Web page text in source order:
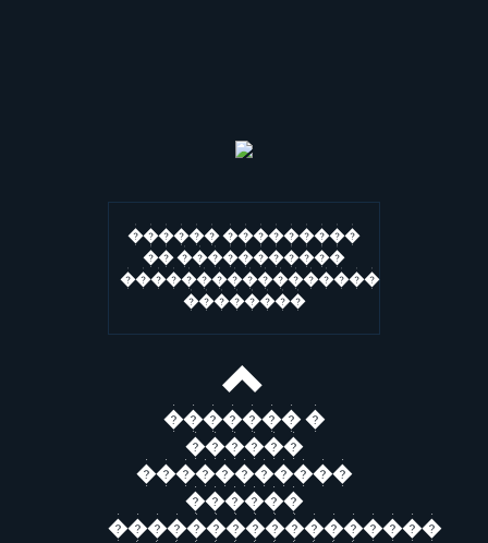
������ ���������
�� �����������
�����������������
��������
������� �
������
�����������
������
�����������������